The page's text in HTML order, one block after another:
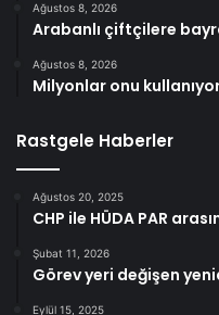
Ağustos 8, 2026
Arabanlı çiftçilere
Ağustos 8, 2026
Milyonlar onu
Rastgele Haberler
Ağustos 20, 2025
CHP ile HÜDA PAR
Şubat 11, 2026
Görev yeri değişen
Eylül 15, 2025